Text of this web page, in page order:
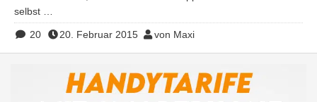
selbst …
20 20. Februar 2015 von Maxi